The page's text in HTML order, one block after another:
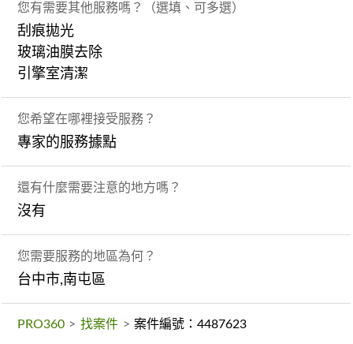
您有需要其他服務嗎？（選填、可多選）
刮痕拋光
玻璃油膜去除
引擎室清潔
您希望在哪裡接受服務？
專家的服務據點
還有什麼需要注意的地方嗎？
沒有
您需要服務的地區為何？
台中市,南屯區
PRO360 > 找案件 > 案件編號：4487623